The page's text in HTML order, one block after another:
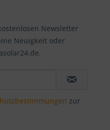
Newsletter
Neuigkeit oder
zur